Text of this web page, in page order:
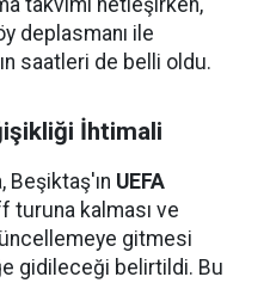
takvimi netleşirken,
deplasmanı ile
saatleri de belli oldu.
İhtimali
Beşiktaş'ın UEFA
turuna kalması ve
gitmesi
gidileceği belirtildi. Bu